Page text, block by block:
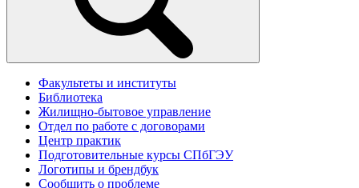
Факультеты и институты
Библиотека
Жилищно-бытовое управление
Отдел по работе с договорами
Центр практик
Подготовительные курсы СПбГЭУ
Логотипы и брендбук
Сообщить о проблеме